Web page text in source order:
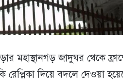
মহাস্থানগড় জাদুঘর থেকে
দিয়ে বদলে দেওয়া